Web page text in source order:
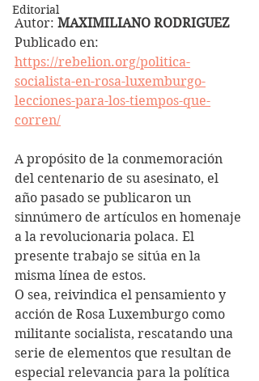
Editorial
Autor: MAXIMILIANO RODRIGUEZ
Publicado en:
https://rebelion.org/politica-
socialista-en-rosa-luxemburgo-
lecciones-para-los-tiempos-que-
corren/
A propósito de la conmemoración
del centenario de su asesinato, el
año pasado se publicaron un
sinnúmero de artículos en homenaje
a la revolucionaria polaca. El
presente trabajo se sitúa en la
misma línea de estos.
O sea, reivindica el pensamiento y
acción de Rosa Luxemburgo como
militante socialista, rescatando una
serie de elementos que resultan de
especial relevancia para la política